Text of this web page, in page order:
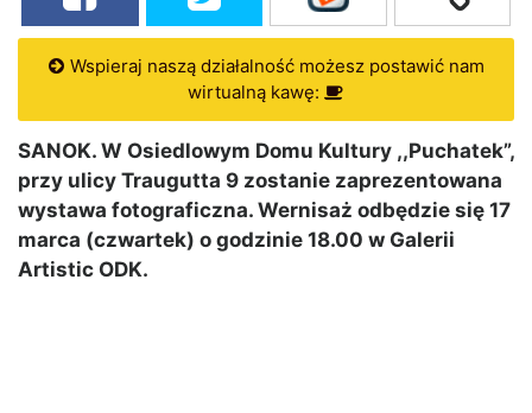
Wspieraj naszą działalność możesz postawić nam
wirtualną kawę:
SANOK. W Osiedlowym Domu Kultury ,,Puchatek”,
przy ulicy Traugutta 9 zostanie zaprezentowana
wystawa fotograficzna. Wernisaż odbędzie się 17
marca (czwartek) o godzinie 18.00 w Galerii
Artistic ODK.